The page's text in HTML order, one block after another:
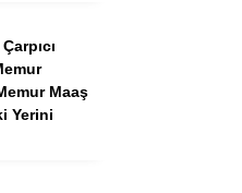
Maaş
Yerini